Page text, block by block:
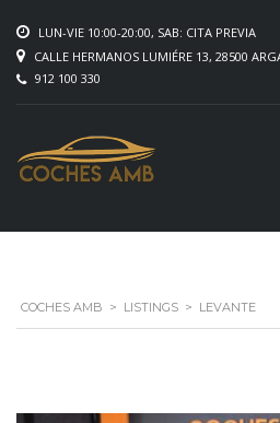
LUN-VIE 10:00-20:00, SAB: CITA PREVIA
CALLE HERMANOS LUMIÉRE 13, 28500
912 100 330
COCHES AMB > LISTINGS > LEVANTE